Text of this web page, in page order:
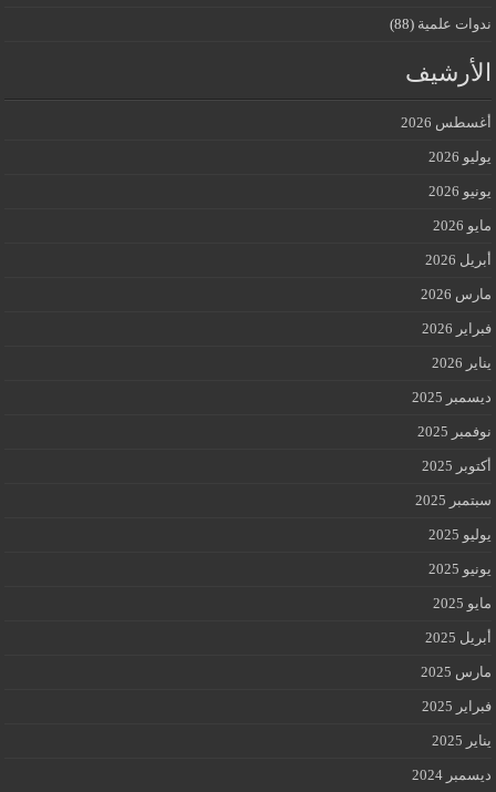
ندوات علمية (88)
الأرشيف
أغسطس 2026
يوليو 2026
يونيو 2026
مايو 2026
أبريل 2026
مارس 2026
فبراير 2026
يناير 2026
ديسمبر 2025
نوفمبر 2025
أكتوبر 2025
سبتمبر 2025
يوليو 2025
يونيو 2025
مايو 2025
أبريل 2025
مارس 2025
فبراير 2025
يناير 2025
ديسمبر 2024